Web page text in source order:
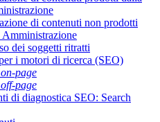
di contenuti non prodotti
dei soggetti ritratti
i motori di ricerca (SEO)
on-page
off-page
di diagnostica SEO: Search